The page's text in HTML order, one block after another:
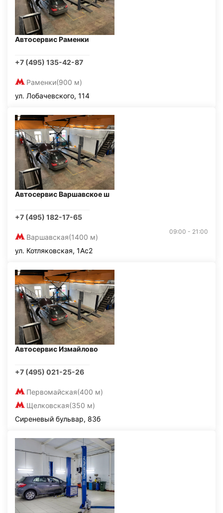
Автосервис Раменки
+7 (495) 135-42-87
Раменки(900 м)
ул. Лобачевского, 114
Автосервис Варшавское ш
+7 (495) 182-17-65
Варшавская(1400 м)
09:00 - 21:00
ул. Котляковская, 1Ас2
Автосервис Измайлово
+7 (495) 021-25-26
Первомайская(400 м)
Щелковская(350 м)
Сиреневый бульвар, 83б